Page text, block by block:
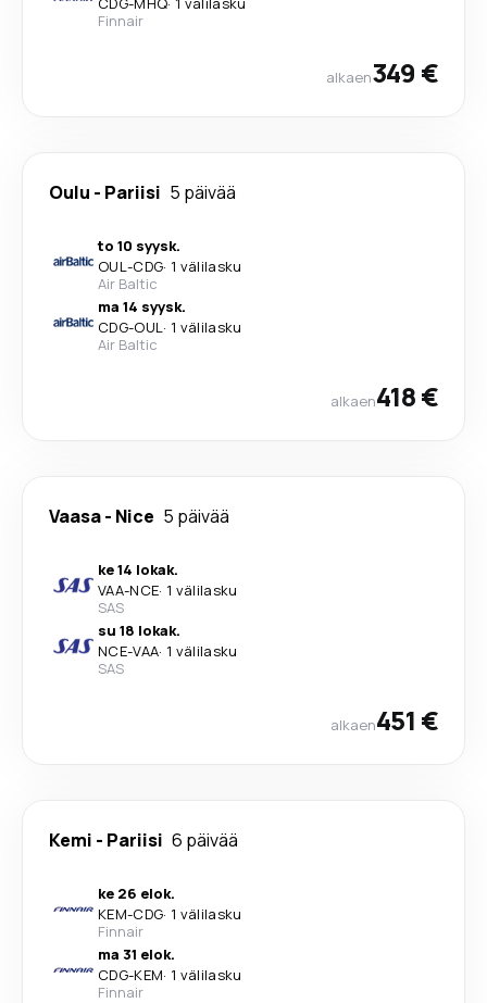
Finnair
alkaen349 €
Oulu - Pariisi 5 päivää
to 10 syysk.
OUL-CDG· 1 välilasku
Air Baltic
ma 14 syysk.
CDG-OUL· 1 välilasku
Air Baltic
alkaen418 €
Vaasa- Nice 5 päivää
ke 14 lokak.
VAA-NCE· 1 välilasku
SAS
su 18 lokak.
NCE-VAA· 1 välilasku
SAS
alkaen451 €
Kemi - Pariisi 6 päivää
ke 26 elok.
KEM-CDG· 1 välilasku
Finnair
ma 31 elok.
CDG-KEM· 1 välilasku
Finnair